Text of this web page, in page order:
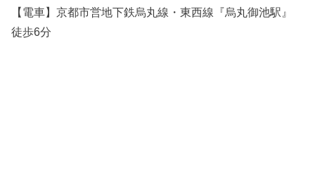
【電車】京都市営地下鉄烏丸線・東西線『烏丸御池駅』
徒歩6分